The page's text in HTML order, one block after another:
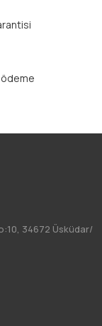
ödeme
34672 Üsküdar/